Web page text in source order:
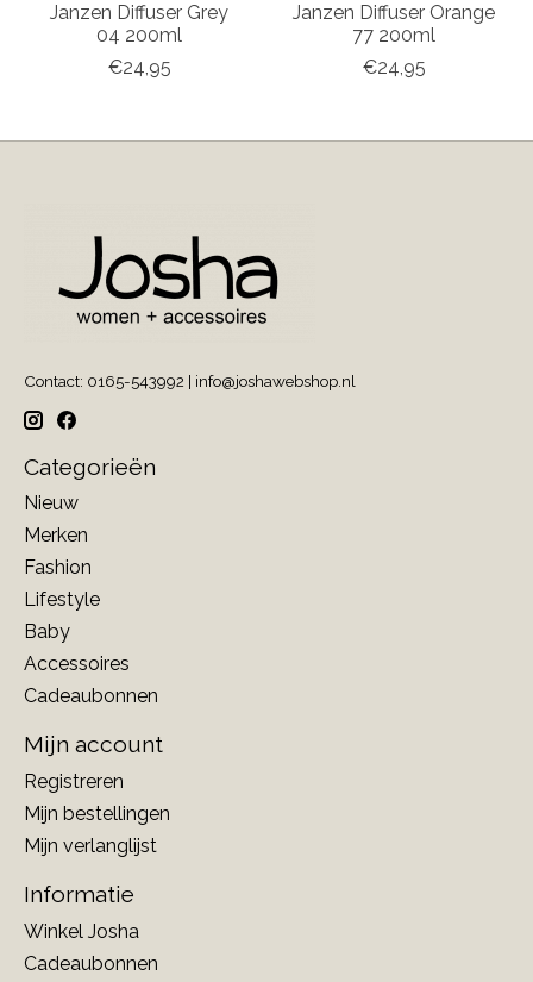
Janzen Diffuser Grey
04 200ml
€24,95
Janzen Diffuser Orange
77 200ml
€24,95
Contact: 0165-543992 | info@joshawebshop.nl
Categorieën
Nieuw
Merken
Fashion
Lifestyle
Baby
Accessoires
Cadeaubonnen
Mijn account
Registreren
Mijn bestellingen
Mijn verlanglijst
Informatie
Winkel Josha
Cadeaubonnen